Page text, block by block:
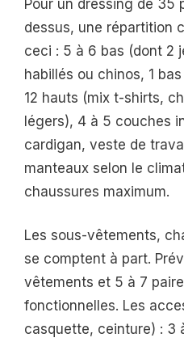
Pour un dressing de 35
dessus, une répartition
ceci : 5 à 6 bas (dont 2
habillés ou chinos, 1
12 hauts (mix t-shirts,
légers), 4 à 5 couches
cardigan, veste de
manteaux selon le
chaussures maximum.
Les sous-vêtements,
se comptent à part.
vêtements et 5 à 7
fonctionnelles. Les
casquette, ceinture) : 3